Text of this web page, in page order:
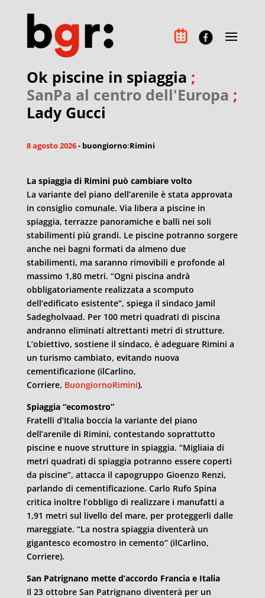
Ok piscine in spiaggia ;
SanPa al centro dell'Europa ;
Lady Gucci
8 agosto 2026- buongiorno:Rimini
La spiaggia di Rimini può cambiare volto
La variante del piano dell’arenile è stata approvata
in consiglio comunale. Via libera a piscine in
spiaggia, terrazze panoramiche e balli nei soli
stabilimenti più grandi. Le piscine potranno sorgere
anche nei bagni formati da almeno due
stabilimenti, ma saranno rimovibili e profonde al
massimo 1,80 metri. “Ogni piscina andrà
obbligatoriamente realizzata a scomputo
dell’edificato esistente”, spiega il sindaco Jamil
Sadegholvaad. Per 100 metri quadrati di piscina
andranno eliminati altrettanti metri di strutture.
L’obiettivo, sostiene il sindaco, è adeguare Rimini a
un turismo cambiato, evitando nuova
cementificazione (ilCarlino,
Corriere, BuongiornoRimini).
Spiaggia “ecomostro”
Fratelli d’Italia boccia la variante del piano
dell’arenile di Rimini, contestando soprattutto
piscine e nuove strutture in spiaggia. “Migliaia di
metri quadrati di spiaggia potranno essere coperti
da piscine”, attacca il capogruppo Gioenzo Renzi,
parlando di cementificazione. Carlo Rufo Spina
critica inoltre l’obbligo di realizzare i manufatti a
1,91 metri sul livello del mare, per proteggerli dalle
mareggiate. “La nostra spiaggia diventerà un
gigantesco ecomostro in cemento” (ilCarlino,
Corriere).
San Patrignano mette d’accordo Francia e Italia
Il 23 ottobre San Patrignano diventerà per un